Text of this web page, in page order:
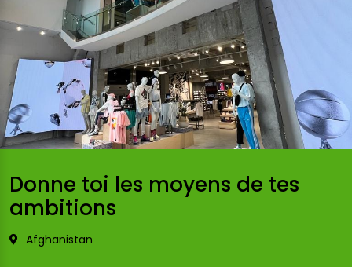
Donne toi les moyens de tes
ambitions
Afghanistan